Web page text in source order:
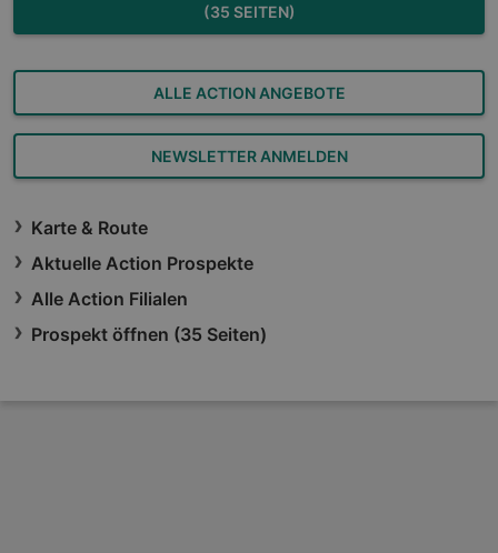
(35 SEITEN)
ALLE ACTION ANGEBOTE
NEWSLETTER ANMELDEN
Karte & Route
Aktuelle Action Prospekte
Alle Action Filialen
Prospekt öffnen (35 Seiten)